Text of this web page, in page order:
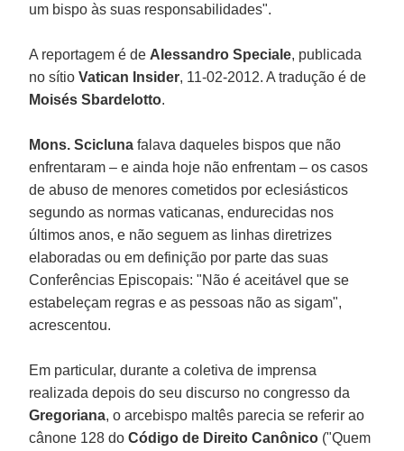
um bispo às suas responsabilidades".
A reportagem é de Alessandro Speciale, publicada
no sítioVatican Insider, 11-02-2012. A tradução é de
Moisés Sbardelotto.
Mons. Sciclunafalava daqueles bispos que não
enfrentaram – e ainda hoje não enfrentam – os casos
de abuso de menores cometidos por eclesiásticos
segundo as normas vaticanas, endurecidas nos
últimos anos, e não seguem as linhas diretrizes
elaboradas ou em definição por parte das suas
Conferências Episcopais: "Não é aceitável que se
estabeleçam regras e as pessoas não as sigam",
acrescentou.
Em particular, durante a coletiva de imprensa
realizada depois do seu discurso no congresso da
Gregoriana, o arcebispo maltês parecia se referir ao
cânone 128 doCódigo de Direito Canônico ("Quem